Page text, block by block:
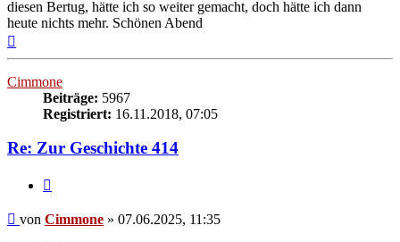
diesen Bertug, hätte ich so weiter gemacht, doch hätte ich dann
heute nichts mehr. Schönen Abend
Cimmone
Beiträge: 5967
Registriert: 16.11.2018, 07:05
Re: Zur Geschichte 414
Beitrag
von Cimmone » 07.06.2025, 11:35